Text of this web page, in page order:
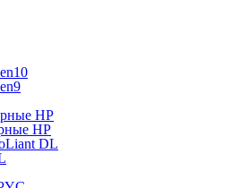
HP
HP
DL